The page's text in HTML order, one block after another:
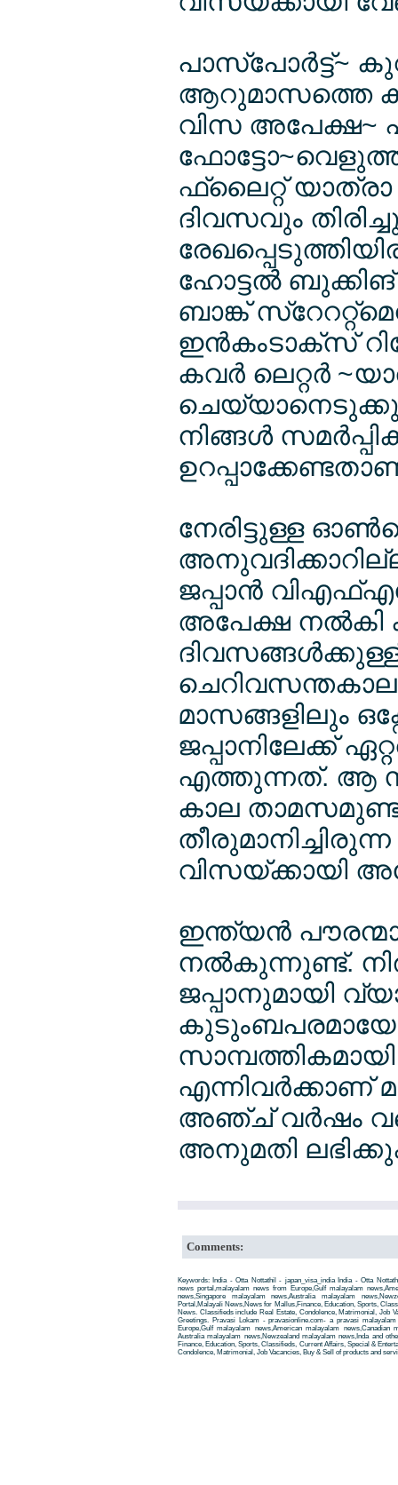
പാസ്പോര്‍ട്ട്~
ആറുമാസത്തെ
വിസ അപേക്ഷ~
ഫ്ലൈറ്റ് യാത്രാ
ദിവസവും
ഹോട്ടല്‍
ബാങ്ക്
ഇന്‍കംടാക്സ്
കവര്‍ ലെറ്റര്‍
നിങ്ങള്‍
നേരിട്ടുള്ള
ജപ്പാന്‍
അപേക്ഷ നല്‍കി
മാസങ്ങളിലും
ജപ്പാനിലേക്ക്
എത്തുന്നത്. ആ
കാല
വിസയ്ക്കായി
ഇന്ത്യന്‍
നല്‍കുന്നുണ്ട്.
ജപ്പാനുമായി
എന്നിവര്‍ക്കാണ്
അഞ്ച് വര്‍ഷം
അനുമതി
Comments:
Keywords: India - Otta Nottathil - japan_visa_india India - Otta
news portal,malayalam news from Europe,Gulf malayalam
news,Singapore malayalam news,Australia malayalam
Portal,Malayali News,News for Mallus,Finance, Education, Sports,
News. Classifieds include Real Estate, Condolence, Matrimonial, Job
Greetings. Pravasi Lokam - pravasionline.com- a pravasi
Europe,Gulf malayalam news,American malayalam news,Canadian
Australia malayalam news,Newzealand malayalam news,Inda and
Finance, Education, Sports, Classifieds, Current Affairs, Special &
Condolence, Matrimonial, Job Vacancies, Buy & Sell of products and